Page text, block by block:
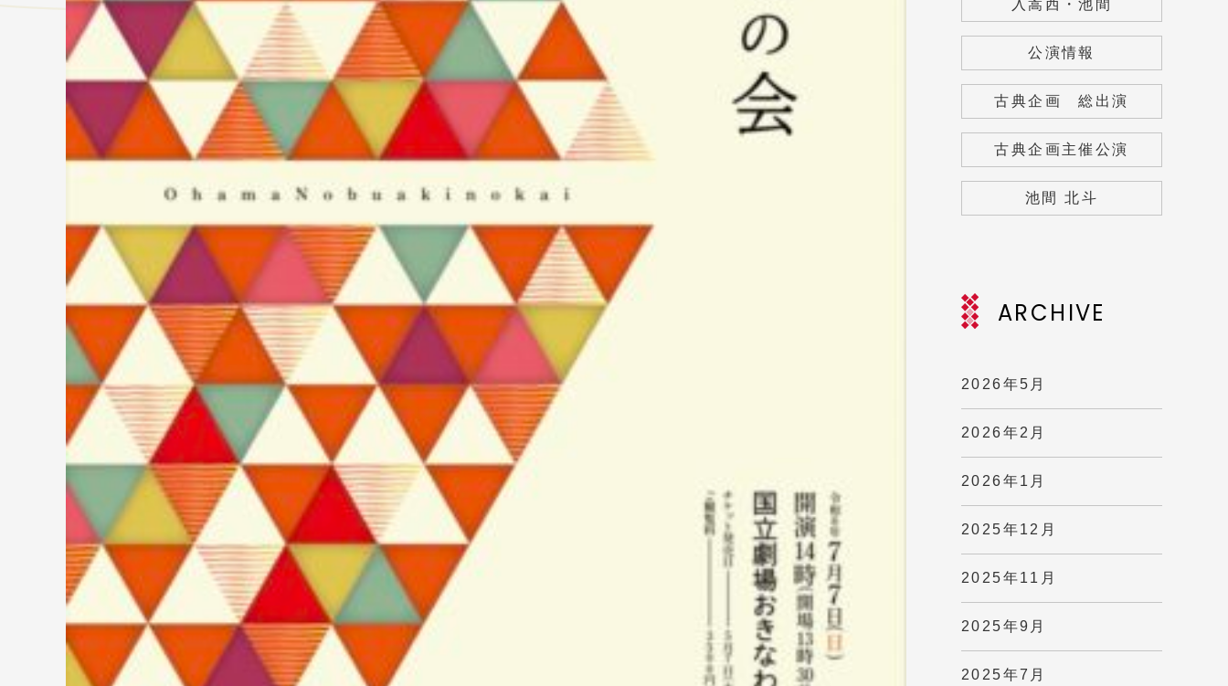
入嵩西・池間
公演情報
古典企画 総出演
古典企画主催公演
池間 北斗
ARCHIVE
2026年5月
2026年2月
2026年1月
2025年12月
2025年11月
2025年9月
2025年7月